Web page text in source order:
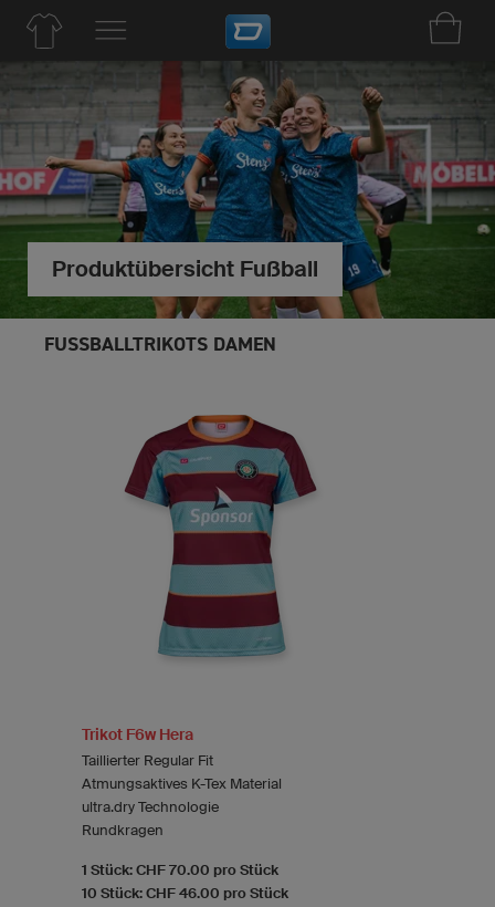
Produktübersicht Fußball
FUSSBALLTRIKOTS DAMEN
Trikot F6w Hera
Taillierter Regular Fit
Atmungsaktives K-Tex Material
ultra.dry Technologie
Rundkragen
1 Stück: CHF 70.00 pro Stück
10 Stück: CHF 46.00 pro Stück